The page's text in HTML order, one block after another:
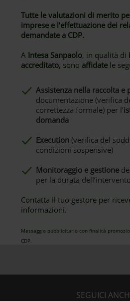
Tutte le valutazioni di merito
imprese e l’effettuazione dei
demandate a CDP.
A Intesa Sanpaolo, in qualità di
accreditato, sono affidate le
Assistenza nella raccolta e
documentazione (verifica
correttezza formale) per l’
domanda
Execution (verifica del
condizioni sospensive)
Monitoraggio e gestione
per la durata dell’intervento
Contatta il tuo gestore per
informazioni.
Messaggio pubblicitario con finalità
CDP.
SEGUICI